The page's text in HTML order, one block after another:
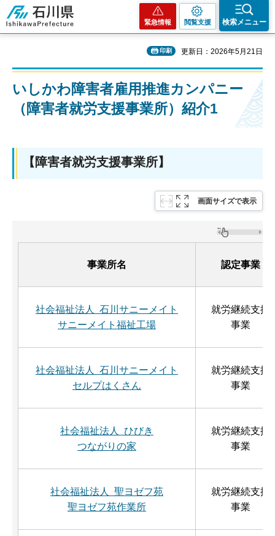
石川県
緊急情報 閲覧支援 検索メニュー
印刷 更新日：2026年5月21日
いしかわ障害者雇用推進カンパニー
（障害者就労支援事業所）紹介1
【障害者就労支援事業所】
画面サイズで表示
事業所名 認定事業
社会福祉法人 石川サニーメイト
サニーメイト福祉工場
就労継続支援
事業
社会福祉法人 石川サニーメイト
セルプはくさん
就労継続支援
事業
社会福祉法人 ひびき
つながりの家
就労継続支援
事業
社会福祉法人 聖ヨゼフ苑
聖ヨゼフ苑作業所
就労継続支援
事業